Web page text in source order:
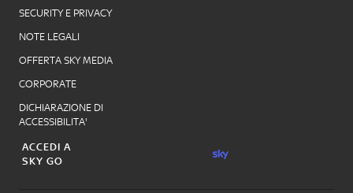
SECURITY E PRIVACY
NOTE LEGALI
OFFERTA SKY MEDIA
CORPORATE
DICHIARAZIONE DI
ACCESSIBILITA'
ACCEDI A
SKY GO